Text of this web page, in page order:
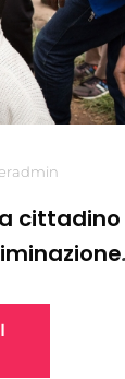
cittadino